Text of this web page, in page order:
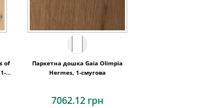
of
Паркетна дошка Gaia Olimpia
Hermes, 1-смугова
7062.12 грн